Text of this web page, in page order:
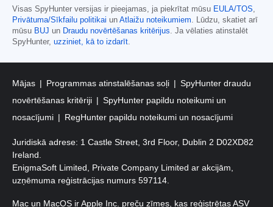
Visas SpyHunter versijas ir pieejamas, ja piekrītat mūsu EULA/TOS,
Privātuma/Sīkfailu politikai un Atlaižu noteikumiem. Lūdzu, skatiet arī
mūsu BUJ un Draudu novērtēšanas kritērijus. Ja vēlaties atinstalēt
SpyHunter, uzziniet, kā to izdarīt.
Mājas Programmas atinstalēšanas soļi
SpyHunter draudu
novērtēšanas kritēriji
SpyHunter papildu noteikumi un
nosacījumi
RegHunter papildu noteikumi un nosacījumi
Juridiskā adrese: 1 Castle Street, 3rd Floor, Dublin 2 D02XD82
Ireland.
EnigmaSoft Limited, Private Company Limited ar akcijām,
uzņēmuma reģistrācijas numurs 597114.
Mac un MacOS ir Apple Inc. preču zīmes, kas reģistrētas ASV